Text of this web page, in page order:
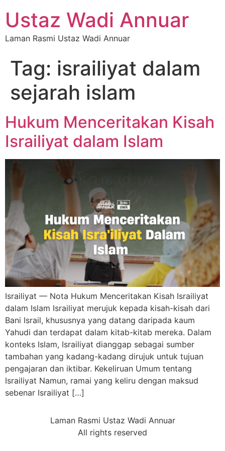
Ustaz Wadi Annuar
Laman Rasmi Ustaz Wadi Annuar
Tag: israiliyat dalam
sejarah islam
Hukum Menceritakan Kisah
Israiliyat dalam Islam
Israiliyat — Nota Hukum Menceritakan Kisah Israiliyat
dalam Islam Israiliyat merujuk kepada kisah-kisah dari
Bani Israil, khususnya yang datang daripada kaum
Yahudi dan terdapat dalam kitab-kitab mereka. Dalam
konteks Islam, Israiliyat dianggap sebagai sumber
tambahan yang kadang-kadang dirujuk untuk tujuan
pengajaran dan iktibar. Kekeliruan Umum tentang
Israiliyat Namun, ramai yang keliru dengan maksud
sebenar Israiliyat […]
Laman Rasmi Ustaz Wadi Annuar
All rights reserved